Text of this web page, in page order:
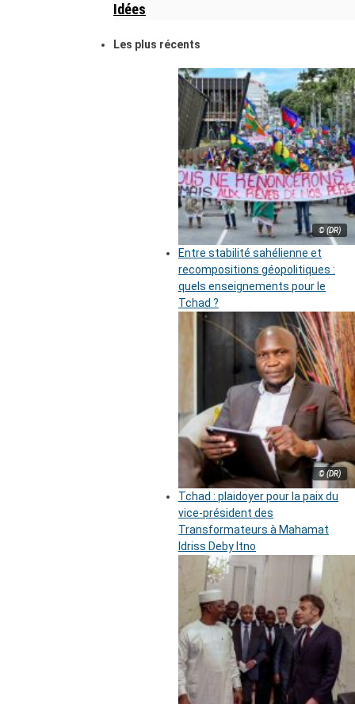
Idées
Les plus récents
© (DR)
Entre stabilité sahélienne et
recompositions géopolitiques :
quels enseignements pour le
Tchad ?
© (DR)
Tchad : plaidoyer pour la paix du
vice-président des
Transformateurs à Mahamat
Idriss Deby Itno